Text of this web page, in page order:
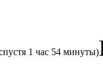
1 час 54 минуты)